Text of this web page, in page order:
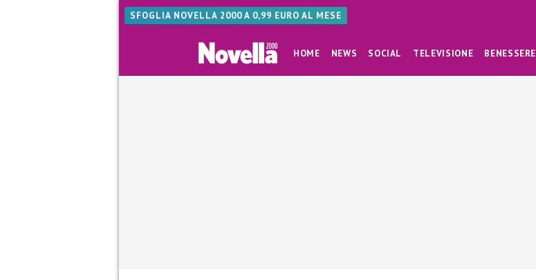
SFOGLIA NOVELLA 2000 A 0,99 EURO AL MESE
HOME NEWS SOCIAL TELEVISIONE BENESSERE